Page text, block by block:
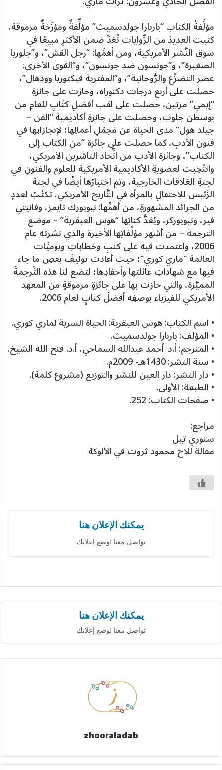
مؤلِّفةُ الكتاب “باربارا جولدسميث” مؤلِّفةٌ ومؤرِّخةٌ مرموقة،
كتبت العديدَ من الرِّوايات تُعَدُّ ضمن الأكثرِ مبيعًا في
سوق النَّشر الأمريكية، ومن أهمِّها: “رجل القش”، و”جلوريا
الصغيرة”، و”جونسون ضد جونسون”، و”القوى الأخرى:
عصر التضرُّع والرُّوحانية”، و”المفترية فيكتوريا وودهال”،
حصلت على أربع درجات دكتوراه، وحازت على جائزةِ
“إيمي” مرتين، حصلت على لقب أفضلِ كتَابِ للعامِ من
بوسطن جلوب، وحصلت على جائزةِ أكاديمية “الفن –
جيلد هول” مدى الحياة عن مُجمَلِ أعمالِها؛ لإنجازاتِها في
فنون الأدبِ، كما حصلت على جائزة “من الكتاب إلى
الكتاب”، وجائزة الأدب من اتِّحاد الناشرين الأمريكي،
وانتُخِبت لعضويةِ الأكاديمية الأمريكية للعلوم والفنونِ في
لجنةِ العَلاقات الخارجية، وتم اختيارُها أيضًا في لجنة
الرَّئيس للاحتفالِ بالمرأة في التَّاريخ الأمريكي، تكتُبُ لعددٍ
من الجرائد المشهورةِ، من أهمِّها: نيويورك تايمز، وفانيتي
فير، ونيويوركر، ويُعَدُّ كتابُها “هوس العبقرية” – موضع
الترجمة – من أشهر مؤلَّفاتِها الأخيرة والذي نشرته عام
2006، واعتمدت فيه على كتبِ وخطاباتِ ويوميَّات
العالمة “ماري كوري”؛ حيث أعادت توليفَ بعضِ ما جاء
فيها مع شهاداتِ عائلتها وأحفادِها؛ لتضع لنا هذه التَّرجمةَ
المميَّزة، والتي حازت بها على جائزةٍ مرموقةٍ من المعهد
الأمريكي للفيزياء بوصفِه أفضلَ كتابٍ لعام 2006.
• اسم الكتاب: هوس العبقرية: الحياة السرية لماري كوري.
• المؤلف: باربارا جولدسميث.
• المترجم: أ.د. أحمد عبدالله السماحي، أ.د. فتح الله الشيخ.
• سنة النشر: 1430هـ- 2009م.
• دار النشر: دار العين للنشر والتوزيع (مشروع كلمة).
• الطبعة: الأولى.
• صفحات الكتاب: 252.
مراجع:
ستوري تيل
مقالة للاخ محمود ثروت في الألوكة
يمكنك الإعلان هنا
تواصل معنا لوضع إعلانك
يمكنك الإعلان هنا
تواصل معنا لوضع إعلانك
zhooraladab